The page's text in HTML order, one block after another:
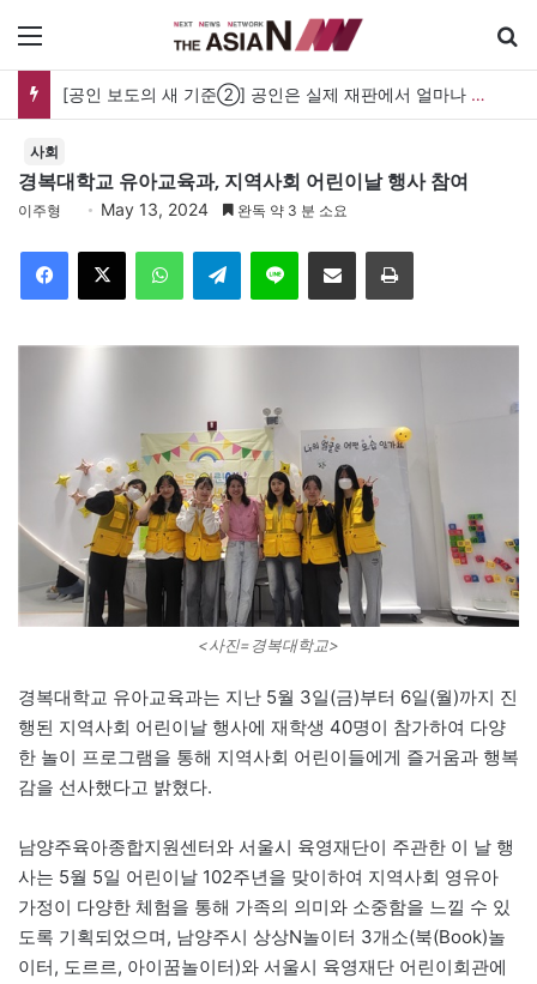
[공인 보도의 새 기준②] 공인은 실제 재판에서 얼마나 보호받나…명예훼손과 사생활 보도의 경계
사회
경복대학교 유아교육과, 지역사회 어린이날 행사 참여
이주형 May 13, 2024 완독 약 3 분 소요
Telegram 이메일
<사진=경복대학교>
경복대학교 유아교육과는 지난 5월 3일(금)부터 6일(월)까지 진
행된 지역사회 어린이날 행사에 재학생 40명이 참가하여 다양
한 놀이 프로그램을 통해 지역사회 어린이들에게 즐거움과 행복
감을 선사했다고 밝혔다.
남양주육아종합지원센터와 서울시 육영재단이 주관한 이 날 행
사는 5월 5일 어린이날 102주년을 맞이하여 지역사회 영유아
가정이 다양한 체험을 통해 가족의 의미와 소중함을 느낄 수 있
도록 기획되었으며, 남양주시 상상N놀이터 3개소(북(Book)놀
이터, 도르르, 아이꿈놀이터)와 서울시 육영재단 어린이회관에